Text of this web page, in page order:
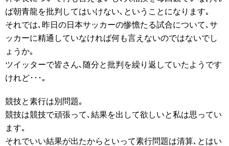
ば朝青龍を批判してはいけない､ということになります｡
それでは､昨日の日本サッカーの惨憺たる試合について､サ
ッカーに精通していなければ何も言えないのではないでし
ょうか｡
ツイッターで皆さん､随分と批判を繰り返していたようです
けれど･･･｡
競技と素行は別問題｡
競技は競技で頑張って､結果を出して欲しいと私は思ってい
ます｡
それでいい結果が出たからといって素行問題は清算､とはい